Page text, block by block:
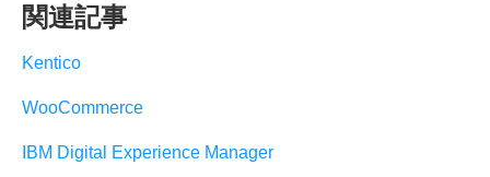
関連記事
Kentico
WooCommerce
IBM Digital Experience Manager